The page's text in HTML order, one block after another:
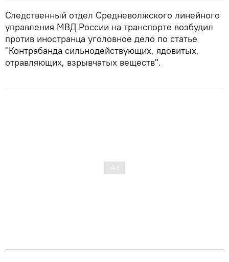
Следственный отдел Средневолжского линейного
управления МВД России на транспорте возбудил
против иностранца уголовное дело по статье
"Контрабанда сильнодействующих, ядовитых,
отравляющих, взрывчатых веществ".